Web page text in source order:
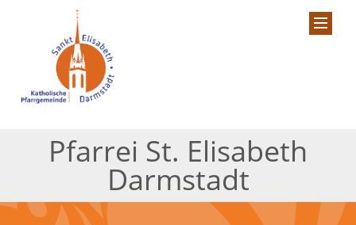
Pfarrei St. Elisabeth
Darmstadt